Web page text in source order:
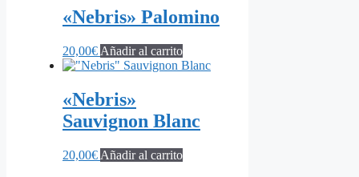
«Nebris» Palomino
20,00€ Añadir al carrito
«Nebris»
Sauvignon Blanc
20,00€ Añadir al carrito